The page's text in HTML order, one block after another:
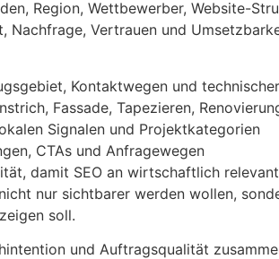
Region, Wettbewerber, Website-
Vertrauen und
Kontaktwegen und
Fassade, Tapezieren,
Signalen und Projektkategorien
CTAs und Anfragewegen
damit SEO an wirtschaftlich
nur sichtbarer werden wollen,
soll.
und Auftragsqualität